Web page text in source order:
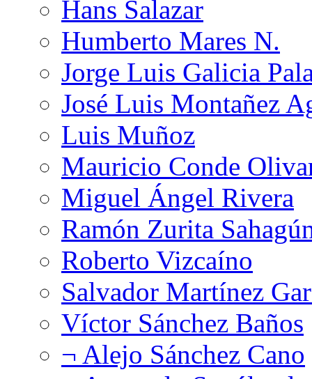
Hans Salazar
Humberto Mares N.
Jorge Luis Galicia
José Luis Montañez
Luis Muñoz
Mauricio Conde
Miguel Ángel Rivera
Ramón Zurita
Roberto Vizcaíno
Salvador Martínez
Víctor Sánchez Baños
¬ Alejo Sánchez Cano